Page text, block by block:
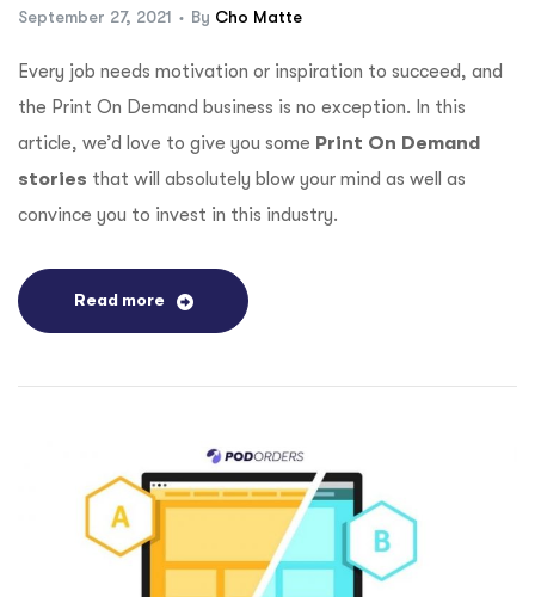
September 27, 2021 By Cho Matte
Every job needs motivation or inspiration to succeed, and
the Print On Demand business is no exception. In this
article, we’d love to give you some Print On Demand
stories that will absolutely blow your mind as well as
convince you to invest in this industry.
Read more